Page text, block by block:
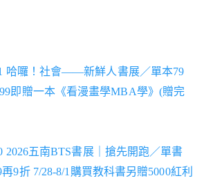
哈囉！社會——新鮮人書展／單本79
即贈一本《看漫畫學MBA學》(贈完
2026五南BTS書展｜搶先開跑／單書
9折 7/28-8/1購買教科書另贈5000紅利